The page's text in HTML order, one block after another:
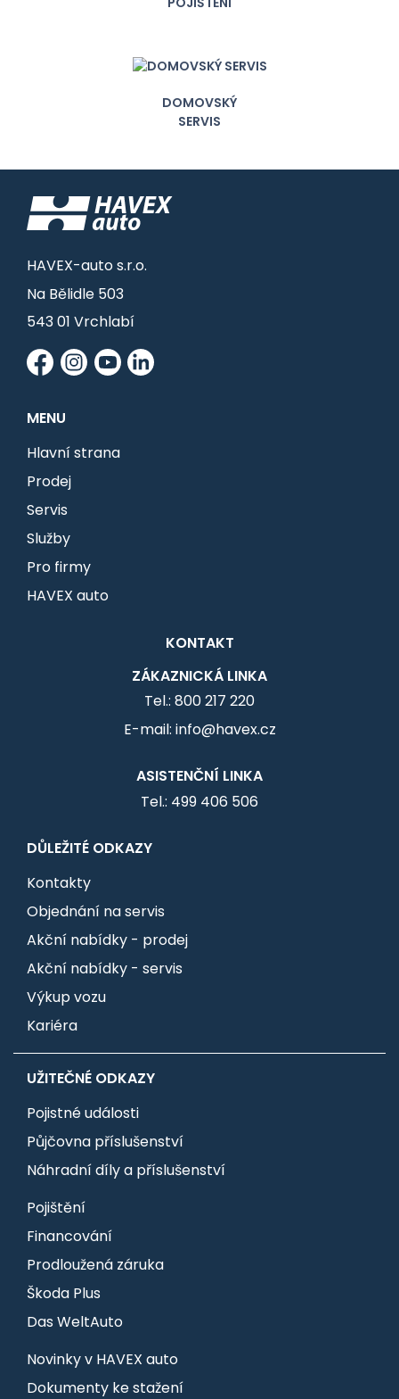
DOMOVSKÝ
SERVIS
HAVEX-auto s.r.o.
Na Bělidle 503
543 01 Vrchlabí
MENU
Hlavní strana
Prodej
Servis
Služby
Pro firmy
HAVEX auto
KONTAKT
ZÁKAZNICKÁ LINKA
Tel.: 800 217 220
E-mail: info@havex.cz
ASISTENČNÍ LINKA
Tel.: 499 406 506
DŮLEŽITÉ ODKAZY
Kontakty
Objednání na servis
Akční nabídky - prodej
Akční nabídky - servis
Výkup vozu
Kariéra
UŽITEČNÉ ODKAZY
Pojistné události
Půjčovna příslušenství
Náhradní díly a příslušenství
Pojištění
Financování
Prodloužená záruka
Škoda Plus
Das WeltAuto
Novinky v HAVEX auto
Dokumenty ke stažení